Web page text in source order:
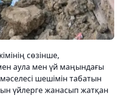
сөзінше,
аула мен үй маңындағы
шешімін табатын
үйлерге жанасып жатқан